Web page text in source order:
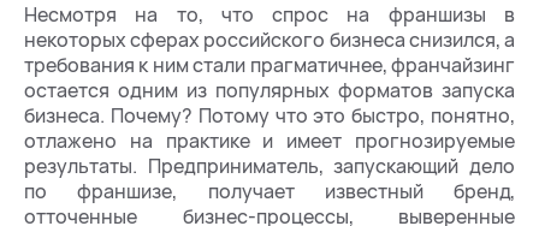
Несмотря на то, что спрос на франшизы в
некоторых сферах российского бизнеса снизился, а
требования к ним стали прагматичнее, франчайзинг
остается одним из популярных форматов запуска
бизнеса. Почему? Потому что это быстро, понятно,
отлажено на практике и имеет прогнозируемые
результаты. Предприниматель, запускающий дело
по франшизе, получает известный бренд,
отточенные бизнес-процессы, выверенные